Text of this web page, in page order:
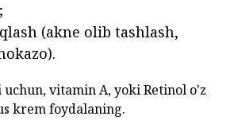
(akne olib tashlash,
vitamin A, yoki Retinol o'z
krem foydalaning.